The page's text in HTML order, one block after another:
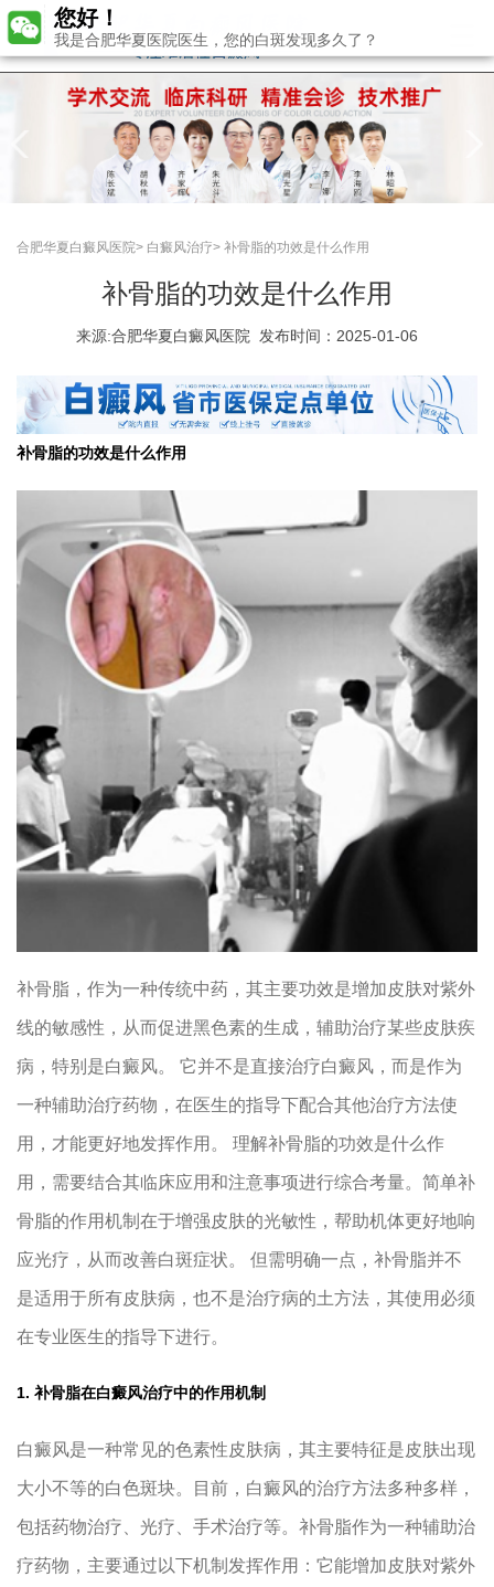
合肥华夏白癜风医院> 白癜风治疗> 补骨脂的功效是什么作用
补骨脂的功效是什么作用
来源:合肥华夏白癜风医院 发布时间：2025-01-06
补骨脂的功效是什么作用
补骨脂，作为一种传统中药，其主要功效是增加皮肤对紫外
线的敏感性，从而促进黑色素的生成，辅助治疗某些皮肤疾
病，特别是白癜风。 它并不是直接治疗白癜风，而是作为
一种辅助治疗药物，在医生的指导下配合其他治疗方法使
用，才能更好地发挥作用。 理解补骨脂的功效是什么作
用，需要结合其临床应用和注意事项进行综合考量。简单补
骨脂的作用机制在于增强皮肤的光敏性，帮助机体更好地响
应光疗，从而改善白斑症状。 但需明确一点，补骨脂并不
是适用于所有皮肤病，也不是治疗病的土方法，其使用必须
在专业医生的指导下进行。
1. 补骨脂在白癜风治疗中的作用机制
白癜风是一种常见的色素性皮肤病，其主要特征是皮肤出现
大小不等的白色斑块。目前，白癜风的治疗方法多种多样，
包括药物治疗、光疗、手术治疗等。补骨脂作为一种辅助治
疗药物，主要通过以下机制发挥作用：它能增加皮肤对紫外
您好！
我是合肥华夏医院医生，您的白斑发现多久了？